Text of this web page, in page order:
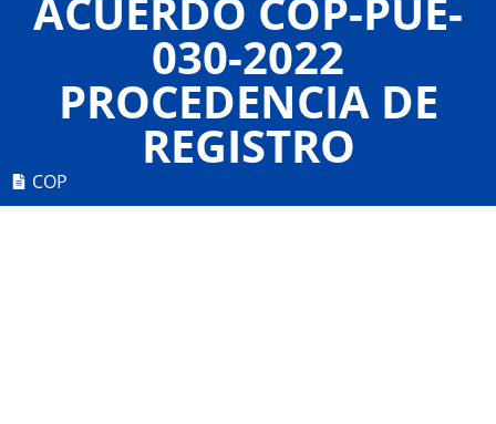
ACUERDO COP-PUE-
030-2022
PROCEDENCIA DE
REGISTRO
COP